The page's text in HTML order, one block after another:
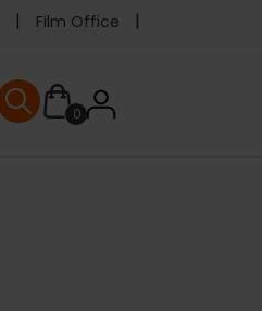
Film Office
0User
User menu